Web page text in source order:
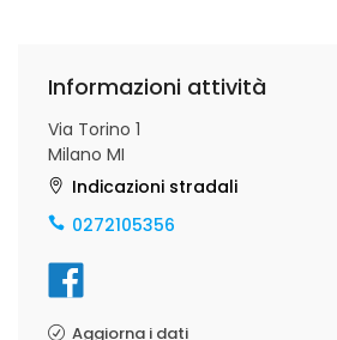
Informazioni attività
Via Torino 1
Milano MI
Indicazioni stradali
0272105356
Aggiorna i dati